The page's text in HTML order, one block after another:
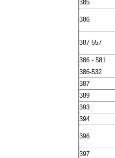
385
386
387-557
386 - 581
386-532
387
389
393
394
396
397